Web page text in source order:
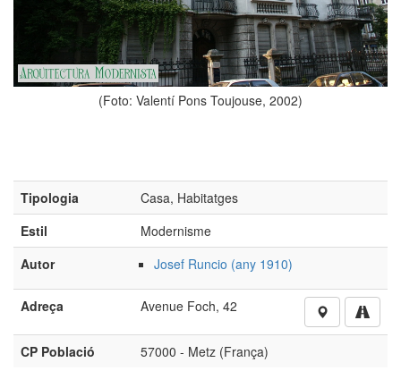
(Foto: Valentí Pons Toujouse, 2002)
Tipologia
Casa, Habitatges
Estil
Modernisme
Autor
Josef Runcio (any 1910)
Adreça Avenue Foch, 42
CP Població 57000 - Metz (França)